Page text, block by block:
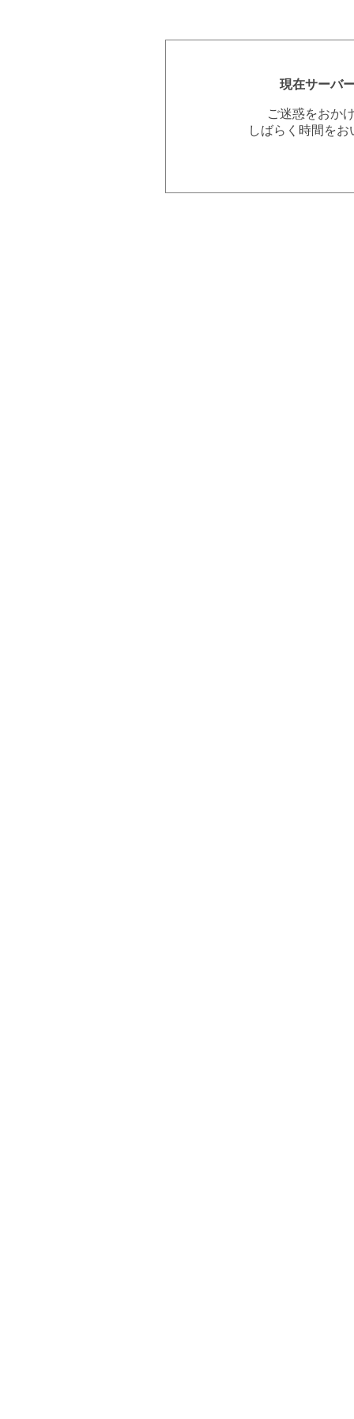
現在サーバ
ご迷惑をおか
しばらく時間を